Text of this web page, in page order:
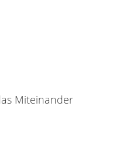
Miteinander